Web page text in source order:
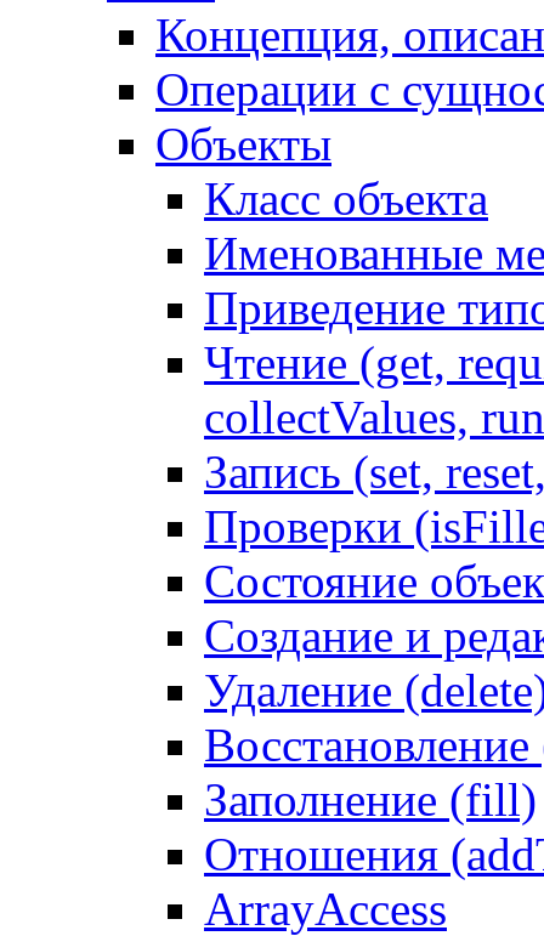
Концепция,
Операции с
Объекты
Класс объекта
Именованные
Приведение
Чтение (get,
collectValues,
Запись (set,
Проверки
Состояние
Создание и
Удаление
Заполнение (fill)
Отношения
ArrayAccess